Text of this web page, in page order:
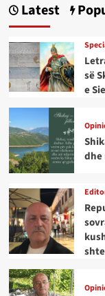
Latest
së
e
dhe